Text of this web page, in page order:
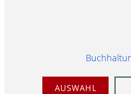
AUSWAHL